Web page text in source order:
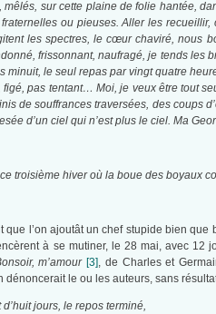
sur cette plaine de folie hantée,
ou pieuses. Aller les
les spectres, le cœur chaviré, nous
frissonnant, naufragé, je tends
minuit, le seul repas par vingt quatre
figé, pas tentant… Moi, je veux être tout
de souffrances traversées, des coups
d’un ciel qui n’est plus le ciel. Ma
troisième hiver où la boue des boyaux
que l’on ajoutât un chef stupide bien
à se mutiner, le 28 mai, avec
m’amour [3], de Charles et
dénoncerait le ou les auteurs, sans
jours, le repos terminé,